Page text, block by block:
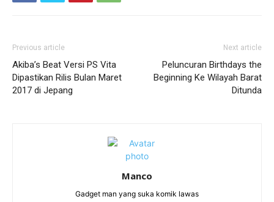
Previous article
Akiba’s Beat Versi PS Vita
Dipastikan Rilis Bulan Maret
2017 di Jepang
Next article
Peluncuran Birthdays the
Beginning Ke Wilayah Barat
Ditunda
Manco
Gadget man yang suka komik lawas